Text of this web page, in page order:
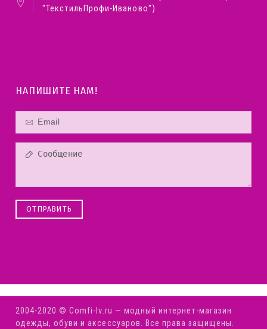
"ТекстильПрофи-Иваново")
НАПИШИТЕ НАМ!
ОТПРАВИТЬ
2004-2020 © Comfi-Iv.ru — модный интернет-магазин
одежды, обуви и аксессуаров. Все права защищены.